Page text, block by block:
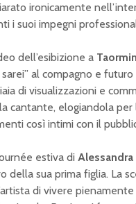
ironicamente
i suoi impegni
dell’esibizione a
al compagno e
di visualizzazioni e
cantante, elogiandola
così intimi con il
estiva di
della sua prima figlia. La
di vivere